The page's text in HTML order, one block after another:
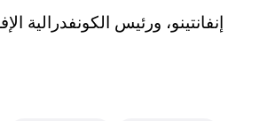
إنفانتينو، ورئيس الكونفدرالية